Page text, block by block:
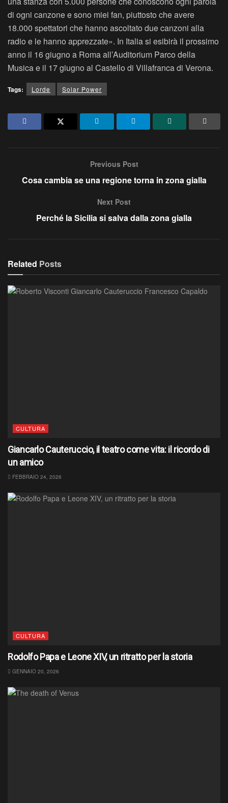
di ogni canzone e sono miei fan, piuttosto che avere
18.000 spettatori che hanno ascoltato due canzoni alla
radio e le hanno apprezzate». In Italia si esibirà il prossimo
anno il 16 giugno a Roma all’Auditorium Parco della
Musica e il 17 giugno al Castello di Villafranca di Verona.
Tags: Lorde Solar Power
Previous Post
Cosa cambia se una regione torna in zona gialla
Next Post
Perché la Sicilia si salva dalla zona gialla
Related Posts
CULTURA
Giancarlo Cauteruccio, il teatro come vita: il ricordo di
un amico
FEBBRAIO 24, 2026
CULTURA
Rodolfo Papa e Leone XIV, un ritratto per la storia
GENNAIO 20, 2026